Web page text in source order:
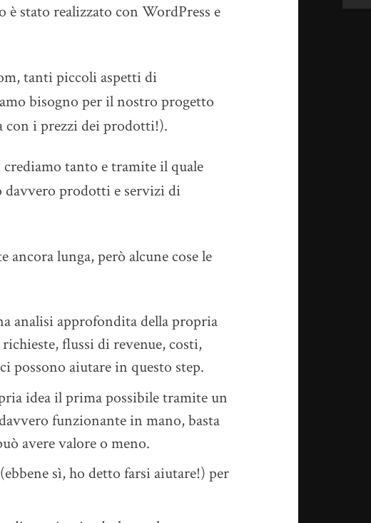
stato realizzato con WordPress e
tanti piccoli aspetti di
bisogno per il nostro progetto
con i prezzi dei prodotti!).
tanto e tramite il quale
davvero prodotti e servizi di
lunga, però alcune cose le
analisi approfondita della propria
flussi di revenue, costi,
possono aiutare in questo step.
idea il prima possibile tramite un
funzionante in mano, basta
avere valore o meno.
sì, ho detto farsi aiutare!) per